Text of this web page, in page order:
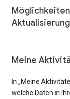
Meine
In „Meine
welche Daten in